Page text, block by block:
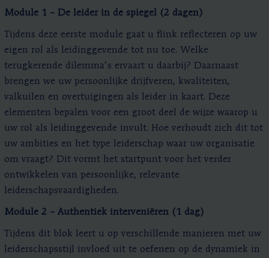
Module 1 – De leider in de spiegel (2 dagen)
Tijdens deze eerste module gaat u flink reflecteren op uw
eigen rol als leidinggevende tot nu toe. Welke
terugkerende dilemma’s ervaart u daarbij? Daarnaast
brengen we uw persoonlijke drijfveren, kwaliteiten,
valkuilen en overtuigingen als leider in kaart. Deze
elementen bepalen voor een groot deel de wijze waarop u
uw rol als leidinggevende invult. Hoe verhoudt zich dit tot
uw ambities en het type leiderschap waar uw organisatie
om vraagt? Dit vormt het startpunt voor het verder
ontwikkelen van persoonlijke, relevante
leiderschapsvaardigheden.
Module 2 – Authentiek interveniëren (1 dag)
Tijdens dit blok leert u op verschillende manieren met uw
leiderschapsstijl invloed uit te oefenen op de dynamiek in